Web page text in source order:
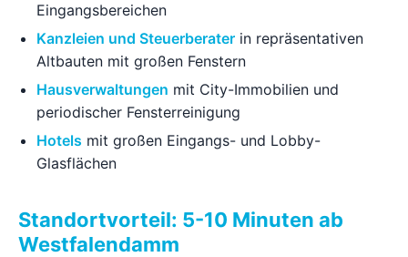
Eingangsbereichen
Kanzleien und Steuerberater in repräsentativen
Altbauten mit großen Fenstern
Hausverwaltungen mit City-Immobilien und
periodischer Fensterreinigung
Hotels mit großen Eingangs- und Lobby-
Glasflächen
Standortvorteil: 5-10 Minuten ab
Westfalendamm